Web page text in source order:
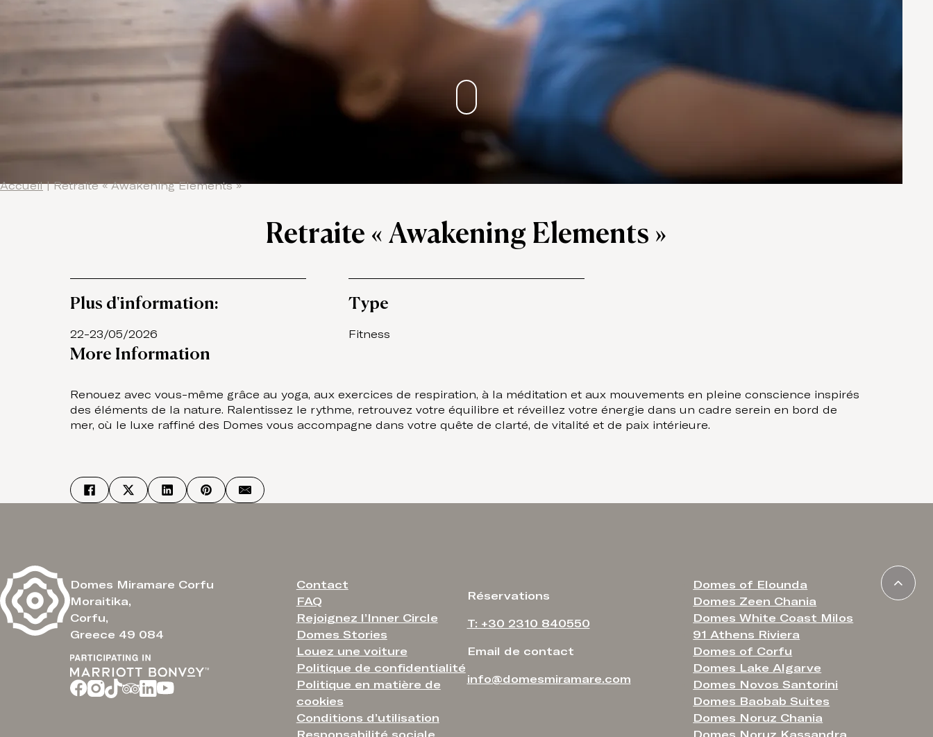
Accueil|Retraite « Awakening Elements »
Retraite « Awakening Elements »
Plus d'information:
22-23/05/2026
Type
Fitness
More Information
Renouez avec vous-même grâce au yoga, aux exercices de respiration, à la méditation et aux mouvements en pleine conscience inspirés
des éléments de la nature. Ralentissez le rythme, retrouvez votre équilibre et réveillez votre énergie dans un cadre serein en bord de
mer, où le luxe raffiné des Domes vous accompagne dans votre quête de clarté, de vitalité et de paix intérieure.
Domes Miramare Corfu
Moraitika,
Corfu,
Greece 49 084
Contact
FAQ
Rejoignez l’Inner Circle
Domes Stories
Louez une voiture
Politique de confidentialité
Politique en matière de
cookies
Conditions d’utilisation
Responsabilité sociale
Réservations
T: +30 2310 840550
Email de contact
info@domesmiramare.com
Domes of Elounda
Domes Zeen Chania
Domes White Coast Milos
91 Athens Riviera
Domes of Corfu
Domes Lake Algarve
Domes Novos Santorini
Domes Baobab Suites
Domes Noruz Chania
Domes Noruz Kassandra